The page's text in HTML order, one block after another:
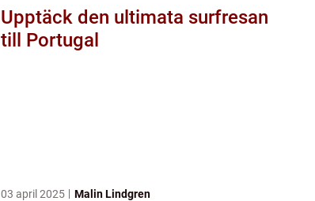
Upptäck den ultimata surfresan
till Portugal
03 april 2025 Malin Lindgren